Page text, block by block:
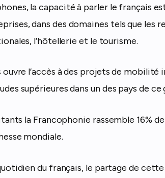
la capacité à parler le français
dans des domaines tels que les
l’hôtellerie et le tourisme.
ouvre l’accès à des projets de
supérieures dans un des pays de
la Francophonie rassemble 16%
mondiale.
du français, le partage de